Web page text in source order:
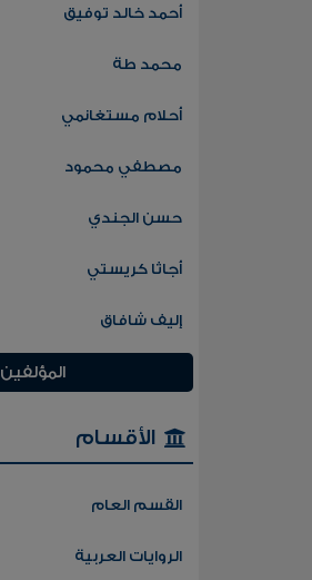
أحمد خالد توفيق
محمد طة
أحلام مستغانمي
مصطفي محمود
حسن الجندي
أجاثا كريستي
إليف شافاق
المؤلفين
الأقسام
القسم العام
الروايات العربية